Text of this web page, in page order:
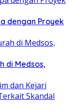
dengan Proyek
di Medsos,